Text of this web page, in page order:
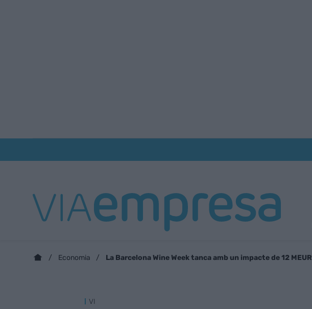
Economia La Barcelona Wine Week tanca amb un impacte de 12 MEUR
VI